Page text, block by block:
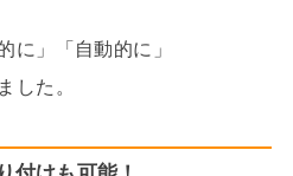
に」「自動的に」
した。